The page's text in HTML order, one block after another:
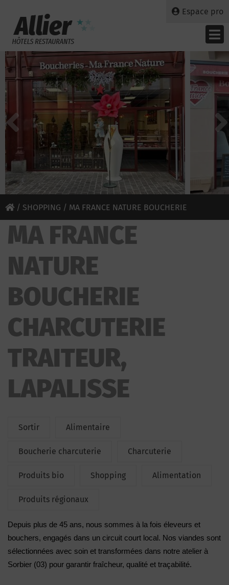
Espace pro
/ SHOPPING / MA FRANCE NATURE BOUCHERIE
CHARCUTERIE TRAITEUR
MA FRANCE
NATURE
BOUCHERIE
CHARCUTERIE
TRAITEUR,
LAPALISSE
Sortir Alimentaire
Boucherie charcuterie Charcuterie
Produits bio Shopping Alimentation
Produits régionaux
Depuis plus de 45 ans, nous sommes à la fois éleveurs et
bouchers, engagés dans un circuit court local. Nos viandes sont
sélectionnées avec soin et transformées dans notre atelier à
Sorbier (03) pour garantir fraîcheur, qualité et traçabilité.